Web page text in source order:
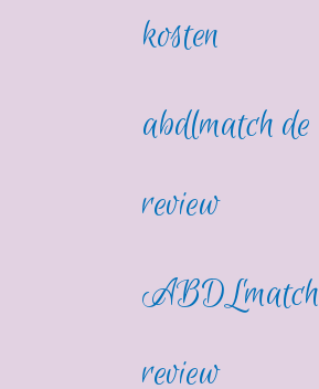
kosten
abdlmatch de
review
ABDLmatch
review